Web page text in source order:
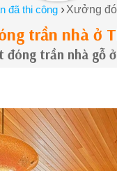
đã thi công ›Xưởng
trần nhà ở
đóng trần nhà gỗ